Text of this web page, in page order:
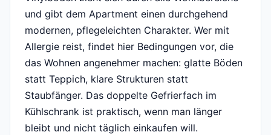
und gibt dem Apartment einen durchgehend
modernen, pflegeleichten Charakter. Wer mit
Allergie reist, findet hier Bedingungen vor, die
das Wohnen angenehmer machen: glatte Böden
statt Teppich, klare Strukturen statt
Staubfänger. Das doppelte Gefrierfach im
Kühlschrank ist praktisch, wenn man länger
bleibt und nicht täglich einkaufen will.